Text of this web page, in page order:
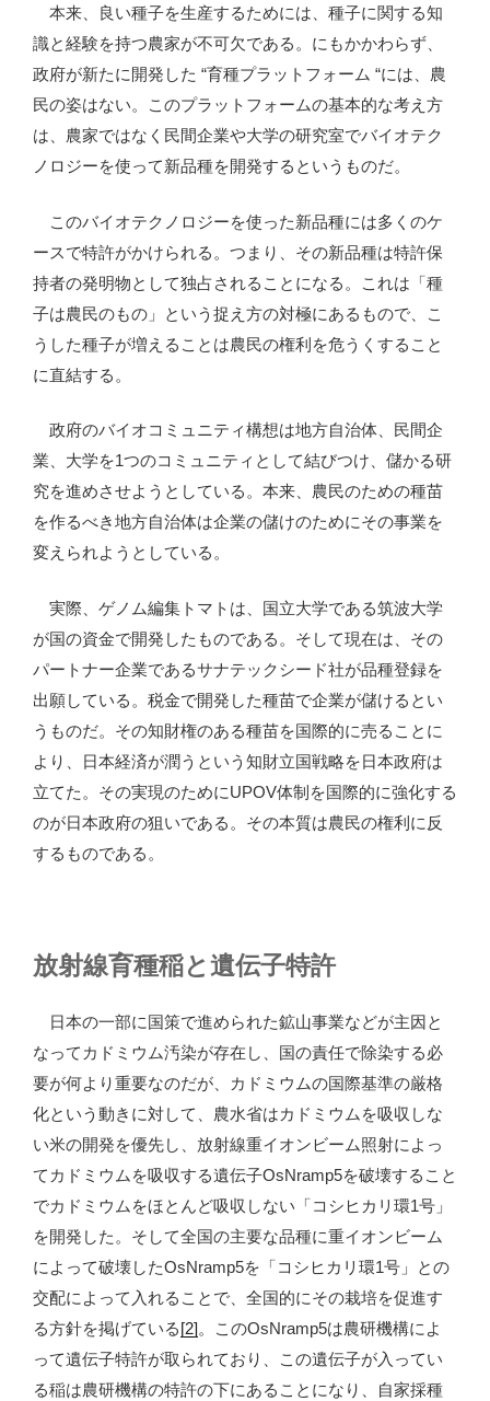
本来、良い種子を生産するためには、種子に関する知
識と経験を持つ農家が不可欠である。にもかかわらず、
政府が新たに開発した “育種プラットフォーム “には、農
民の姿はない。このプラットフォームの基本的な考え方
は、農家ではなく民間企業や大学の研究室でバイオテク
ノロジーを使って新品種を開発するというものだ。
このバイオテクノロジーを使った新品種には多くのケ
ースで特許がかけられる。つまり、その新品種は特許保
持者の発明物として独占されることになる。これは「種
子は農民のもの」という捉え方の対極にあるもので、こ
うした種子が増えることは農民の権利を危うくすること
に直結する。
政府のバイオコミュニティ構想は地方自治体、民間企
業、大学を1つのコミュニティとして結びつけ、儲かる研
究を進めさせようとしている。本来、農民のための種苗
を作るべき地方自治体は企業の儲けのためにその事業を
変えられようとしている。
実際、ゲノム編集トマトは、国立大学である筑波大学
が国の資金で開発したものである。そして現在は、その
パートナー企業であるサナテックシード社が品種登録を
出願している。税金で開発した種苗で企業が儲けるとい
うものだ。その知財権のある種苗を国際的に売ることに
より、日本経済が潤うという知財立国戦略を日本政府は
立てた。その実現のためにUPOV体制を国際的に強化する
のが日本政府の狙いである。その本質は農民の権利に反
するものである。
放射線育種稲と遺伝子特許
日本の一部に国策で進められた鉱山事業などが主因と
なってカドミウム汚染が存在し、国の責任で除染する必
要が何より重要なのだが、カドミウムの国際基準の厳格
化という動きに対して、農水省はカドミウムを吸収しな
い米の開発を優先し、放射線重イオンビーム照射によっ
てカドミウムを吸収する遺伝子OsNramp5を破壊すること
でカドミウムをほとんど吸収しない「コシヒカリ環1号」
を開発した。そして全国の主要な品種に重イオンビーム
によって破壊したOsNramp5を「コシヒカリ環1号」との
交配によって入れることで、全国的にその栽培を促進す
る方針を掲げている[2]。このOsNramp5は農研機構によ
って遺伝子特許が取られており、この遺伝子が入ってい
る稲は農研機構の特許の下にあることになり、自家採種